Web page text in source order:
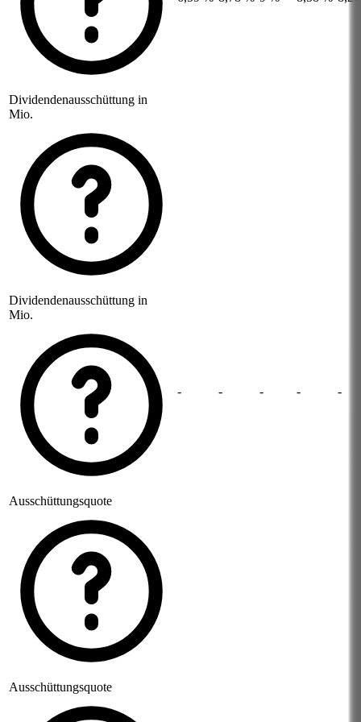
Dividendenausschüttung in
Mio.
Dividendenausschüttung in
Mio.
- - - - -
Ausschüttungsquote
Ausschüttungsquote